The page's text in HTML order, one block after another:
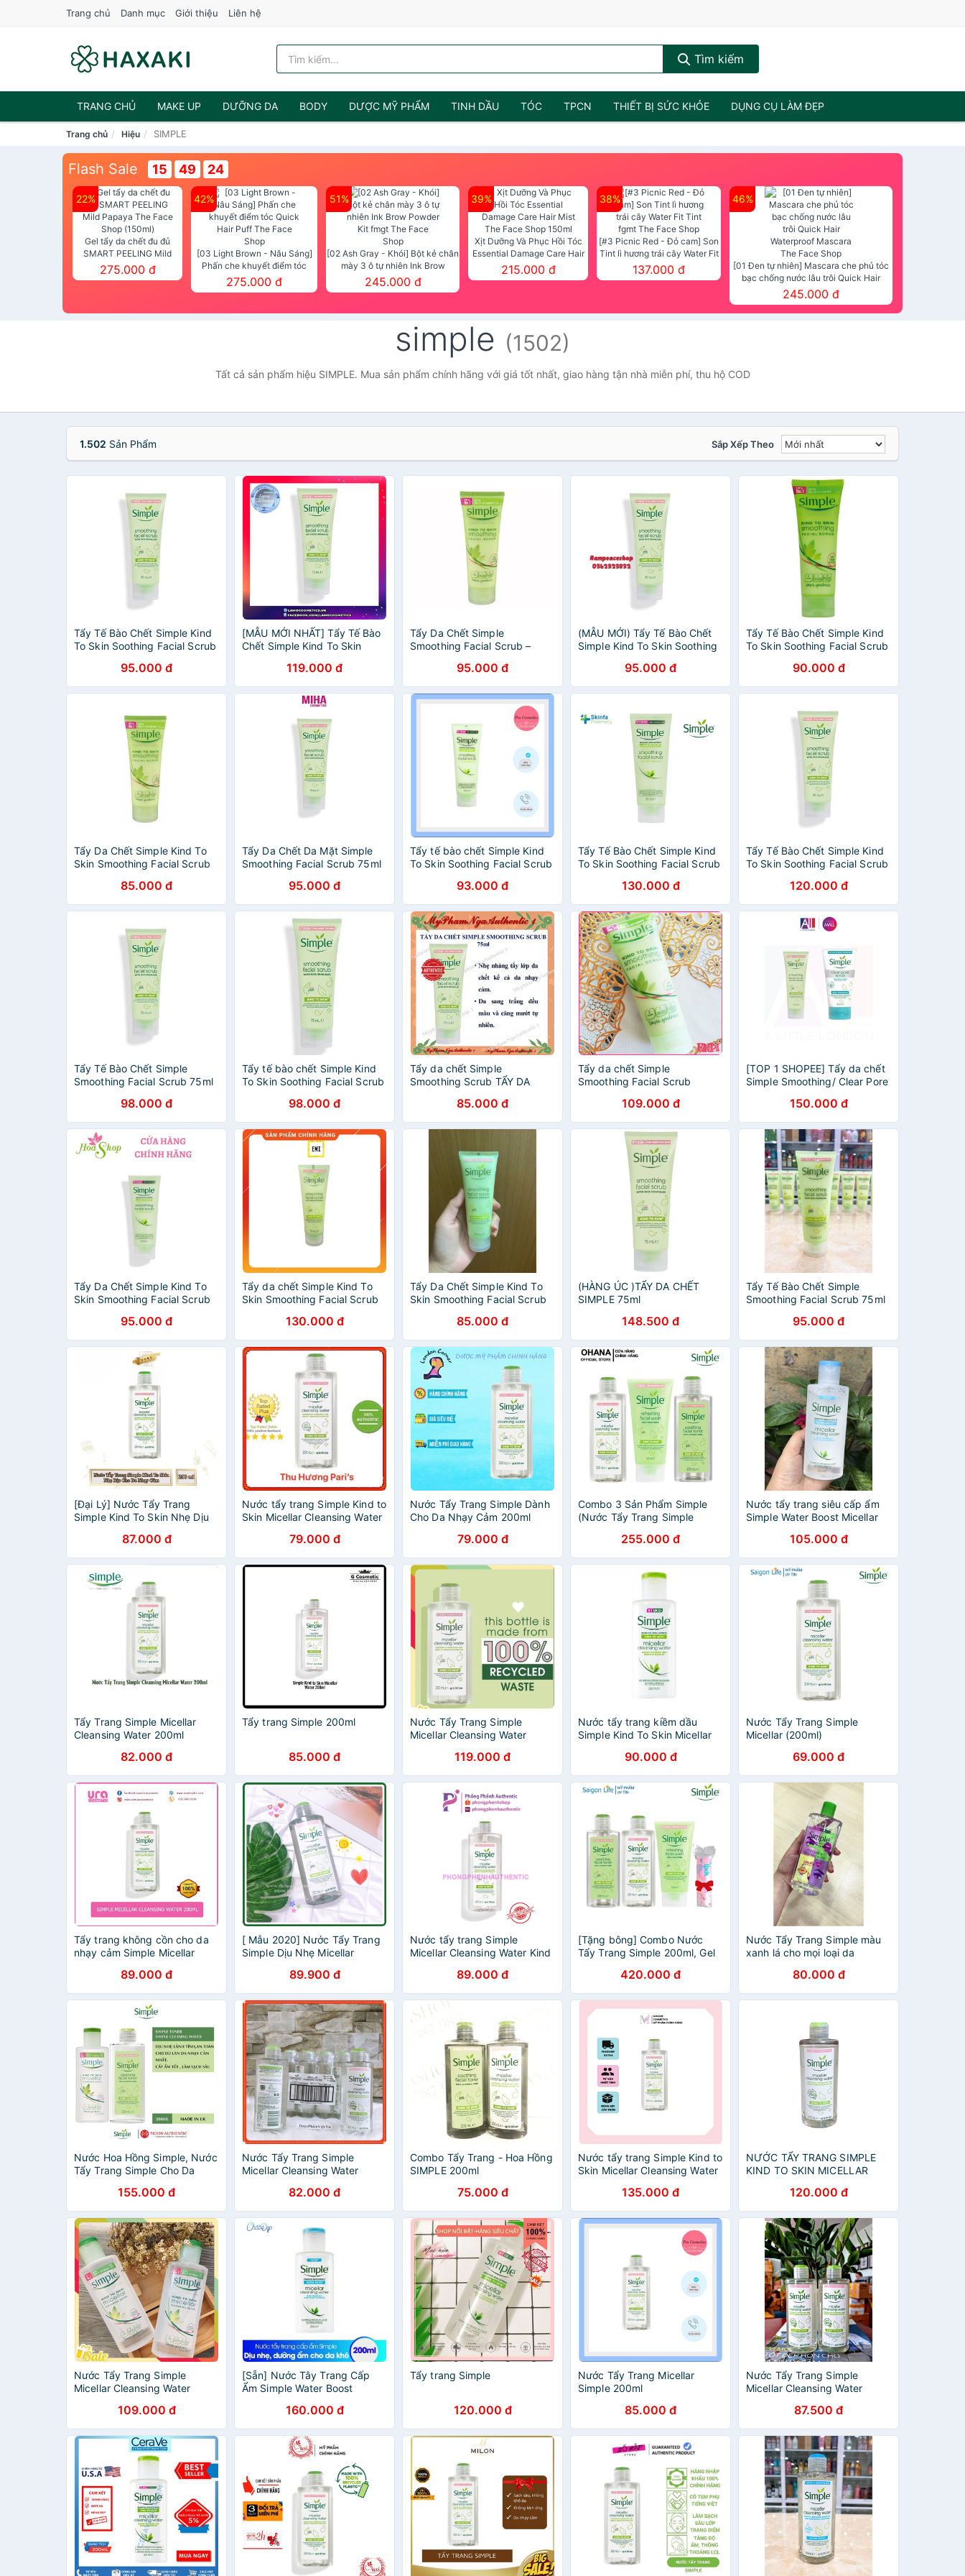
Trang chủ Danh mục Giới thiệu Liên hệ
Tìm kiếm
TRANG CHỦ MAKE UP DƯỠNG DA BODY DƯỢC MỸ PHẨM TINH DẦU TÓC TPCN THIẾT BỊ SỨC KHỎE DỤNG CỤ LÀM ĐẸP
NƯỚC HOA
Trang chủ Hiệu SIMPLE
Flash Sale 15 49 22
22%
Gel tẩy da chết đu đủ
SMART PEELING Mild
Papaya The Face Shop
(150ml)
275.000 đ
42%
[03 Light Brown - Nâu Sáng]
Phấn che khuyết điểm tóc
Quick Hair Puff The Face Shop
275.000 đ
51%
[02 Ash Gray - Khói] Bột kẻ chân
mày 3 ô tự nhiên Ink Brow
Powder Kit fmgt The Face Shop
245.000 đ
39%
Xịt Dưỡng Và Phục Hồi Tóc
Essential Damage Care Hair
Mist The Face Shop 150ml
215.000 đ
38%
[#3 Picnic Red - Đỏ cam] Son
Tint lì hương trái cây Water Fit
Tint fgmt The Face Shop
137.000 đ
46%
[01 Đen tự nhiên] Mascara che phủ tóc
bạc chống nước lâu trôi Quick Hair
Waterproof Mascara The Face Shop
245.000 đ
simple (1502)
Tất cả sản phẩm hiệu SIMPLE. Mua sản phẩm chính hãng với giá tốt nhất, giao hàng tận nhà miễn phí, thu hộ COD
1.502 Sản Phẩm Sắp Xếp Theo
Tẩy Tế Bào Chết Simple Kind
To Skin Soothing Facial Scrub
95.000 đ
[MẪU MỚI NHẤT] Tẩy Tế Bào
Chết Simple Kind To Skin
119.000 đ
Tẩy Da Chết Simple
Smoothing Facial Scrub –
95.000 đ
(MẪU MỚI) Tẩy Tế Bào Chết
Simple Kind To Skin Soothing
95.000 đ
Tẩy Tế Bào Chết Simple Kind
To Skin Soothing Facial Scrub
90.000 đ
Tẩy Da Chết Simple Kind To
Skin Smoothing Facial Scrub
85.000 đ
Tẩy Da Chết Da Mặt Simple
Smoothing Facial Scrub 75ml
95.000 đ
Tẩy tế bào chết Simple Kind
To Skin Soothing Facial Scrub
93.000 đ
Tẩy Tế Bào Chết Simple Kind
To Skin Soothing Facial Scrub
130.000 đ
Tẩy Tế Bào Chết Simple Kind
To Skin Soothing Facial Scrub
120.000 đ
Tẩy Tế Bào Chết Simple
Smoothing Facial Scrub 75ml
98.000 đ
Tẩy tế bào chết Simple Kind
To Skin Soothing Facial Scrub
98.000 đ
Tẩy da chết Simple
Smoothing Scrub TẨY DA
85.000 đ
Tẩy da chết Simple
Smoothing Facial Scrub
109.000 đ
[TOP 1 SHOPEE] Tẩy da chết
Simple Smoothing/ Clear Pore
150.000 đ
Tẩy Da Chết Simple Kind To
Skin Smoothing Facial Scrub
95.000 đ
Tẩy da chết Simple Kind To
Skin Smoothing Facial Scrub
130.000 đ
Tẩy Da Chết Simple Kind To
Skin Smoothing Facial Scrub
85.000 đ
(HÀNG ÚC )TẨY DA CHẾT
SIMPLE 75ml
148.500 đ
Tẩy Tế Bào Chết Simple
Smoothing Facial Scrub 75ml
95.000 đ
[Đại Lý] Nước Tẩy Trang
Simple Kind To Skin Nhẹ Dịu
Giấy Chứng Nhận Bộ Y Tế
87.000 đ
Nước tẩy trang Simple Kind to
Skin Micellar Cleansing Water
79.000 đ
Nước Tẩy Trang Simple Dành
Cho Da Nhạy Cảm 200ml
79.000 đ
Combo 3 Sản Phẩm Simple
(Nước Tẩy Trang Simple
Nước Hoa Hồng Simple
200ml)
255.000 đ
Nước tẩy trang siêu cấp ẩm
Simple Water Boost Micellar
105.000 đ
Tẩy Trang Simple Micellar
Cleansing Water 200ml
82.000 đ
Tẩy trang Simple 200ml
85.000 đ
Nước Tẩy Trang Simple
Micellar Cleansing Water
Mọi Loại Da119.000 đ
Nước tẩy trang kiềm dầu
Simple Kind To Skin Micellar
90.000 đ
Nước Tẩy Trang Simple
Micellar (200ml)
69.000 đ
Tẩy trang không cồn cho da
nhạy cảm Simple Micellar
89.000 đ
[ Mẫu 2020] Nước Tẩy Trang
Simple Dịu Nhẹ Micellar
89.900 đ
Nước tẩy trang Simple
Micellar Cleansing Water Kind
89.000 đ
[Tặng bông] Combo Nước
Tẩy Trang Simple 200ml, Gel
Nước Hoa Hồng Simple 200ml
420.000 đ
Nước Tẩy Trang Simple màu
xanh lá cho mọi loại da
80.000 đ
Nước Hoa Hồng Simple, Nước
Tẩy Trang Simple Cho Da
155.000 đ
Nước Tẩy Trang Simple
Micellar Cleansing Water
82.000 đ
Combo Tẩy Trang - Hoa Hồng
SIMPLE 200ml
75.000 đ
Nước tẩy trang Simple Kind to
Skin Micellar Cleansing Water
135.000 đ
NƯỚC TẨY TRANG SIMPLE
KIND TO SKIN MICELLAR
120.000 đ
Nước Tẩy Trang Simple
Micellar Cleansing Water
Sạch Mọi Loại Da- Date 2024
109.000 đ
[Sẵn] Nước Tây Trang Cấp
Ẩm Simple Water Boost
160.000 đ
Tẩy trang Simple
120.000 đ
Nước Tẩy Trang Micellar
Simple 200ml
85.000 đ
Nước Tẩy Trang Simple
Micellar Cleansing Water
87.500 đ